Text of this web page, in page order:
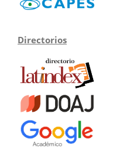
Directorios